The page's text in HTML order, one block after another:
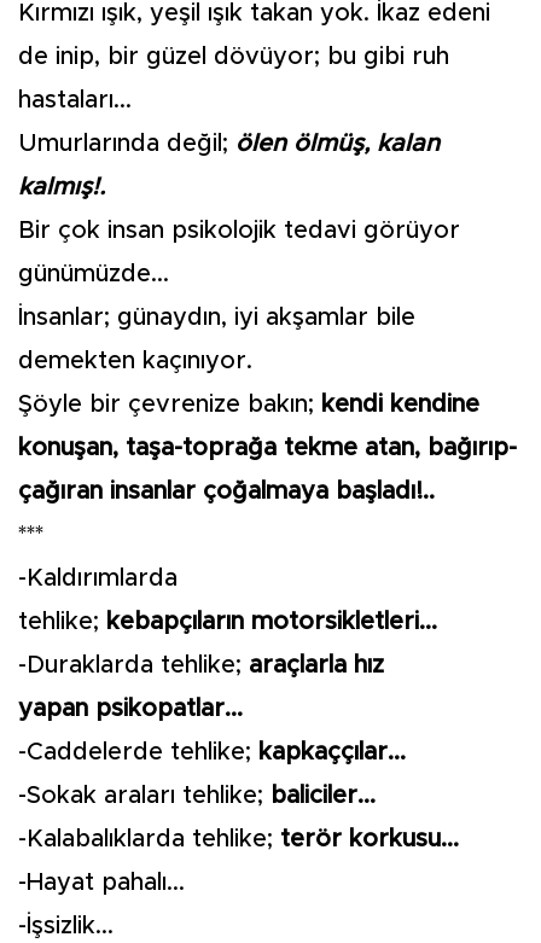
Kırmızı ışık, yeşil ışık takan yok. İkaz edeni
de inip, bir güzel dövüyor; bu gibi ruh
hastaları...
Umurlarında değil; ölen ölmüş, kalan
kalmış!.
Bir çok insan psikolojik tedavi görüyor
günümüzde...
İnsanlar; günaydın, iyi akşamlar bile
demekten kaçınıyor.
Şöyle bir çevrenize bakın; kendi kendine
konuşan, taşa-toprağa tekme atan, bağırıp-
çağıran insanlar çoğalmaya başladı!..
***
-Kaldırımlarda
tehlike; kebapçıların motorsikletleri...
-Duraklarda tehlike; araçlarla hız
yapan psikopatlar...
-Caddelerde tehlike; kapkaççılar...
-Sokak araları tehlike; baliciler...
-Kalabalıklarda tehlike; terör korkusu...
-Hayat pahalı...
-İşsizlik...